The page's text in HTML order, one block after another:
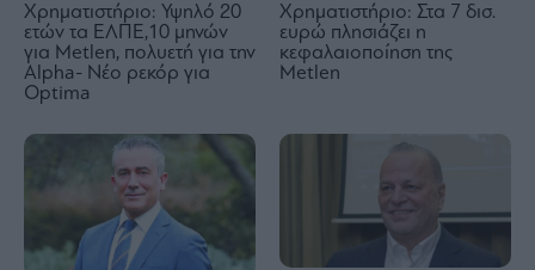
Χρηματιστήριο: Υψηλό 20
ετών τα ΕΛΠΕ,10 μηνών
για Metlen, πολυετή για την
Alpha- Νέο ρεκόρ για
Optima
Χρηματιστήριο: Στα 7 δισ.
ευρώ πλησιάζει η
κεφαλαιοποίηση της
Metlen